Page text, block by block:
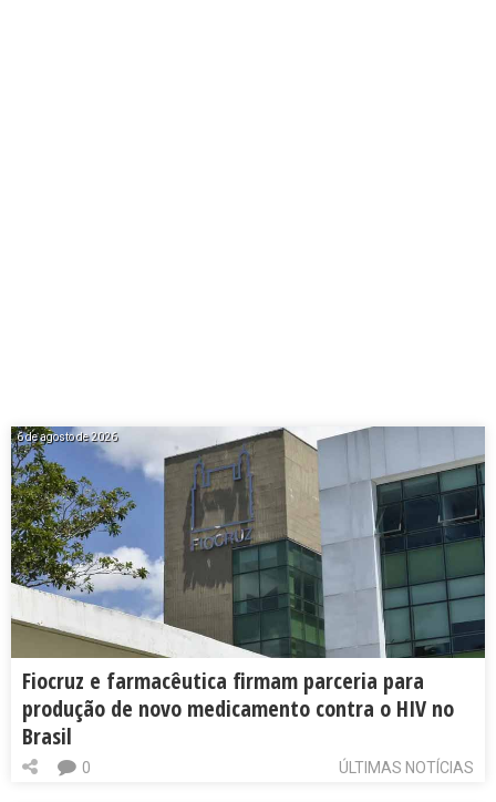
6 de agosto de 2026
Fiocruz e farmacêutica firmam parceria para
produção de novo medicamento contra o HIV no
Brasil
ÚLTIMAS NOTÍCIAS
0